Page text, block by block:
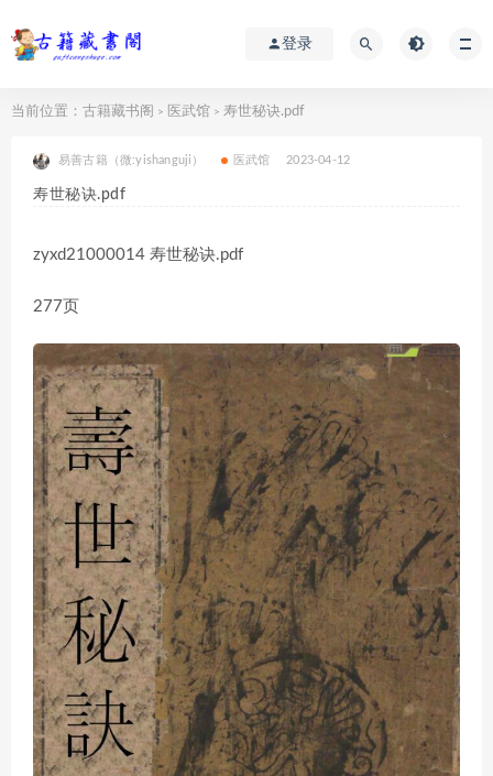
登录
当前位置： 古籍藏书阁 > 医武馆 > 寿世秘诀.pdf
易善古籍（微:yishanguji） 医武馆 2023-04-12
寿世秘诀.pdf
zyxd21000014 寿世秘诀.pdf
277页